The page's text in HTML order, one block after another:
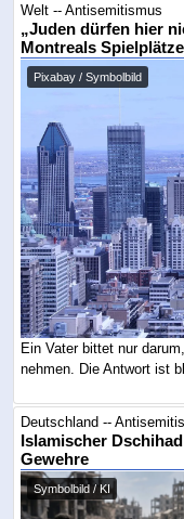
Welt -- Antisemitismus
„Juden dürfen hier
Montreals Spielplätze
Pixabay / Symbolbild
Ein Vater bittet nur
nehmen. Die Antwort ist
Deutschland --
Islamischer
Gewehre
Symbolbild / KI